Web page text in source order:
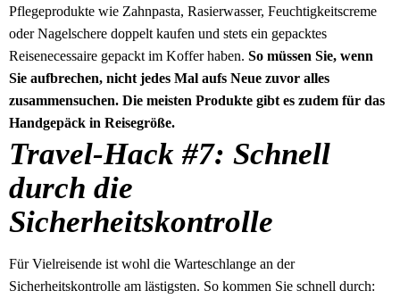
Pflegeprodukte wie Zahnpasta, Rasierwasser, Feuchtigkeitscreme
oder Nagelschere doppelt kaufen und stets ein gepacktes
Reisenecessaire gepackt im Koffer haben. So müssen Sie, wenn
Sie aufbrechen, nicht jedes Mal aufs Neue zuvor alles
zusammensuchen. Die meisten Produkte gibt es zudem für das
Handgepäck in Reisegröße.
Travel-Hack #7: Schnell
durch die
Sicherheitskontrolle
Für Vielreisende ist wohl die Warteschlange an der
Sicherheitskontrolle am lästigsten. So kommen Sie schnell durch: